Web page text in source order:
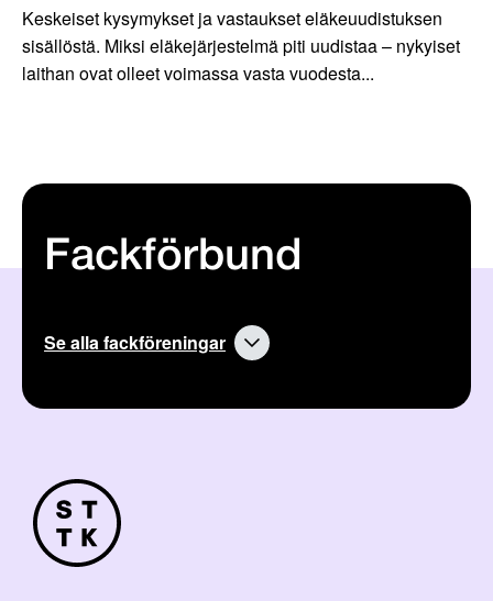
Keskeiset kysymykset ja vastaukset eläkeuudistuksen
sisällöstä. Miksi eläkejärjestelmä piti uudistaa – nykyiset
laithan ovat olleet voimassa vasta vuodesta...
Fackförbund
Se alla fackföreningar